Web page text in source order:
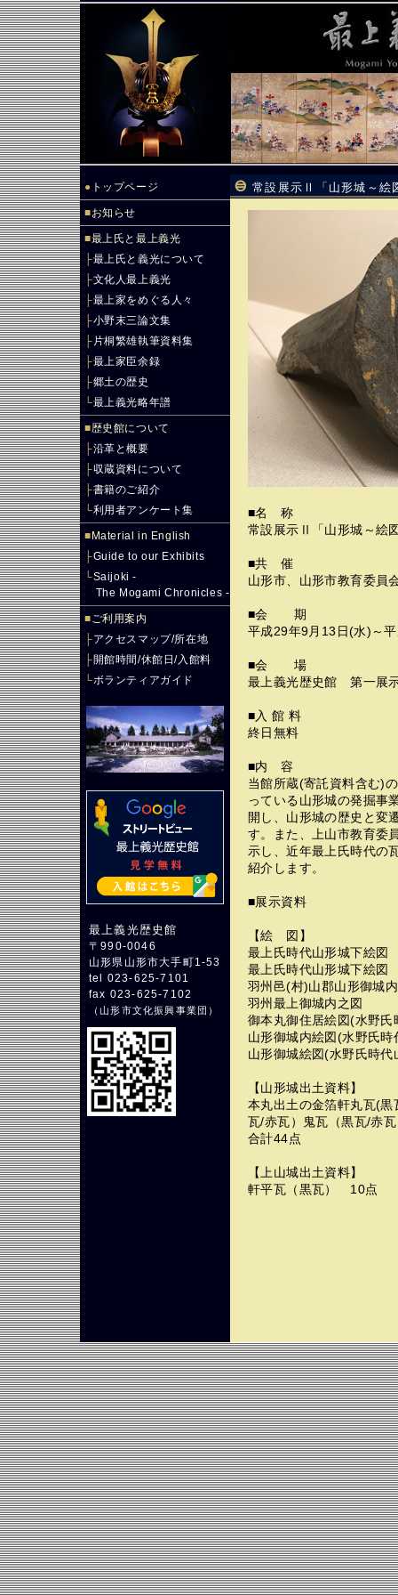
● トップページ
■お知らせ
■最上氏と最上義光
├最上氏と義光について
├文化人最上義光
├最上家をめぐる人々
├小野末三論文集
├ 片桐繁雄執筆資料集
├最上家臣余録
├郷土の歴史
└最上義光略年譜
■歴史館について
├沿革と概要
├収蔵資料について
├書籍のご紹介
└利用者アンケート集
■ Material in English
├Guide to our Exhibits
└Saijoki -
The Mogami Chronicles -
■ご利用案内
├アクセスマップ/所在地
├開館時間/休館日/入館料
└ボランティアガイド
最上義光歴史館
〒990-0046
山形県山形市大手町1-53
tel 023-625-7101
fax 023-625-7102
（山形市文化振興事業団 ）
常設展示Ⅱ「山形城～絵
■名 称
常設展示Ⅱ「山形城～絵
■共 催
山形市、山形市教育委員
■会 期
平成29年9月13日(水)～
■会 場
最上義光歴史館 第一展
■入 館 料
終日無料
■内 容
当館所蔵(寄託資料含む)
っている山形城の発掘事
開し、山形城の歴史と変
す。また、上山市教育委
示し、近年最上氏時代の
紹介します。
■展示資料
【絵 図】
最上氏時代山形城下絵図
最上氏時代山形城下絵図
羽州邑(村)山郡山形御
羽州最上御城内之図
御本丸御住居絵図(水野
山形御城内絵図(水野氏時
山形御城絵図(水野氏時代
【山形城出土資料】
本丸出土の金箔軒丸瓦(
瓦/赤瓦）鬼瓦（黒瓦/赤
合計44点
【上山城出土資料】
軒平瓦（黒瓦） 10点